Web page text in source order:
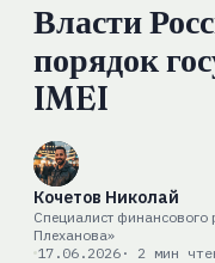
Власти
порядок
IMEI
Кочетов Николай
Специалист
Плеханова»
17.06.2026· 2 мин